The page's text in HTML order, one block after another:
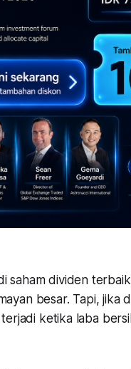
saham dividen
besar. Tapi,
ketika laba